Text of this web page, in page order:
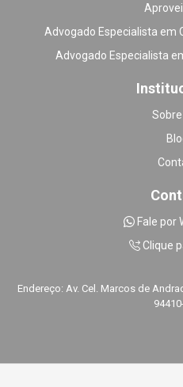
Advogado Especialista em
Advogado Especialista
Fale por
Clique
Endereço: Av. Cel. Marcos de